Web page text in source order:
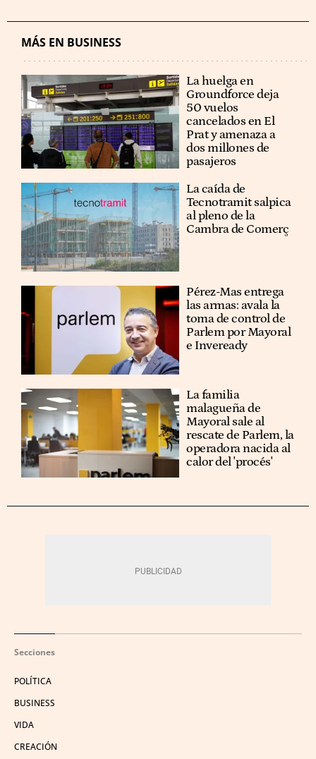
MÁS EN BUSINESS
La huelga en
Groundforce deja
50 vuelos
cancelados en El
Prat y amenaza a
dos millones de
pasajeros
La caída de
Tecnotramit salpica
al pleno de la
Cambra de Comerç
Pérez-Mas entrega
las armas: avala la
toma de control de
Parlem por Mayoral
e Inveready
La familia
malagueña de
Mayoral sale al
rescate de Parlem, la
operadora nacida al
calor del 'procés'
Secciones
POLÍTICA
BUSINESS
VIDA
CREACIÓN